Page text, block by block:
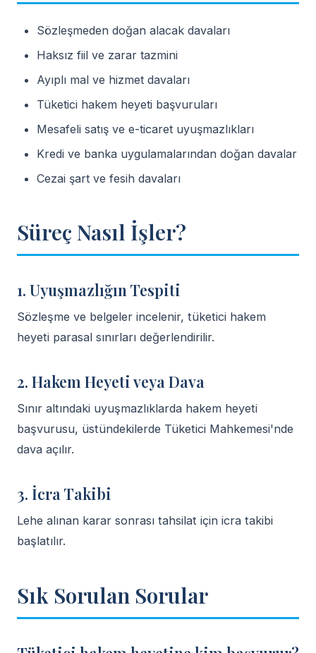
Sözleşmeden doğan alacak davaları
Haksız fiil ve zarar tazmini
Ayıplı mal ve hizmet davaları
Tüketici hakem heyeti başvuruları
Mesafeli satış ve e-ticaret uyuşmazlıkları
Kredi ve banka uygulamalarından doğan davalar
Cezai şart ve fesih davaları
Süreç Nasıl İşler?
1. Uyuşmazlığın Tespiti
Sözleşme ve belgeler incelenir, tüketici hakem
heyeti parasal sınırları değerlendirilir.
2. Hakem Heyeti veya Dava
Sınır altındaki uyuşmazlıklarda hakem heyeti
başvurusu, üstündekilerde Tüketici Mahkemesi'nde
dava açılır.
3. İcra Takibi
Lehe alınan karar sonrası tahsilat için icra takibi
başlatılır.
Sık Sorulan Sorular